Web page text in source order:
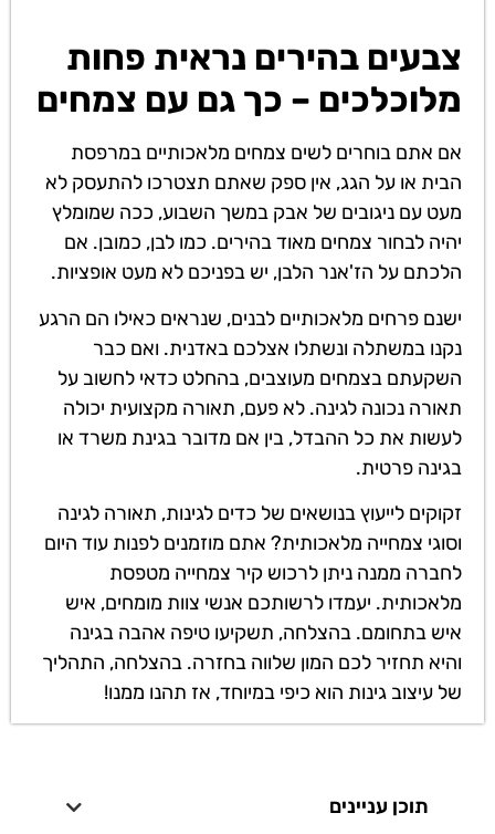
צבעים בהירים נראית פחות
מלוכלכים – כך גם עם צמחים
אם אתם בוחרים לשים צמחים מלאכותיים במרפסת
הבית או על הגג, אין ספק שאתם תצטרכו להתעסק לא
מעט עם ניגובים של אבק במשך השבוע, ככה שמומלץ
יהיה לבחור צמחים מאוד בהירים. כמו לבן, כמובן. אם
הלכתם על הז'אנר הלבן, יש בפניכם לא מעט אופציות.
ישנם פרחים מלאכותיים לבנים, שנראים כאילו הם הרגע
נקנו במשתלה ונשתלו אצלכם באדנית. ואם כבר
השקעתם בצמחים מעוצבים, בהחלט כדאי לחשוב על
תאורה נכונה לגינה. לא פעם, תאורה מקצועית יכולה
לעשות את כל ההבדל, בין אם מדובר בגינת משרד או
בגינה פרטית.
זקוקים לייעוץ בנושאים של כדים לגינות, תאורה לגינה
וסוגי צמחייה מלאכותית? אתם מוזמנים לפנות עוד היום
לחברה ממנה ניתן לרכוש קיר צמחייה מטפסת
מלאכותית. יעמדו לרשותכם אנשי צוות מומחים, איש
איש בתחומם. בהצלחה, תשקיעו טיפה אהבה בגינה
והיא תחזיר לכם המון שלווה בחזרה. בהצלחה, התהליך
של עיצוב גינות הוא כיפי במיוחד, אז תהנו ממנו!
תוכן עניינים